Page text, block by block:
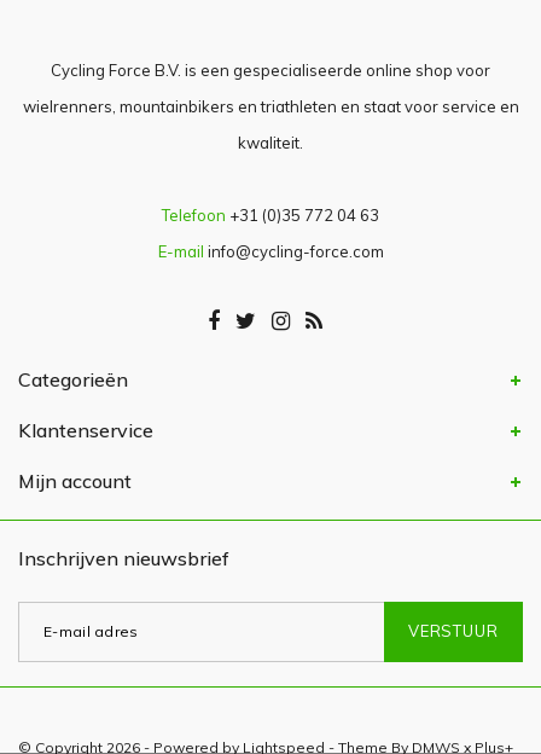
Cycling Force B.V. is een gespecialiseerde online shop voor
wielrenners, mountainbikers en triathleten en staat voor service en
kwaliteit.
Telefoon +31 (0)35 772 04 63
E-mail info@cycling-force.com
Categorieën
Klantenservice
Mijn account
Inschrijven nieuwsbrief
VERSTUUR
© Copyright 2026 - Powered by Lightspeed - Theme By DMWS x Plus+